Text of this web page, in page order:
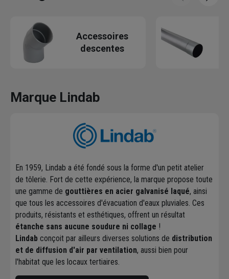
Accessoires
descentes
Marque Lindab
En 1959, Lindab a été fondé sous la forme d'un petit atelier
de tôlerie. Fort de cette expérience, la marque propose toute
une gamme de gouttières en acier galvanisé laqué, ainsi
que tous les accessoires d'évacuation d'eaux pluviales. Ces
produits, résistants et esthétiques, offrent un résultat
étanche sans aucune soudure ni collage !
Lindab conçoit par ailleurs diverses solutions de distribution
et de diffusion d'air par ventilation, aussi bien pour
l'habitat que les locaux tertiaires.